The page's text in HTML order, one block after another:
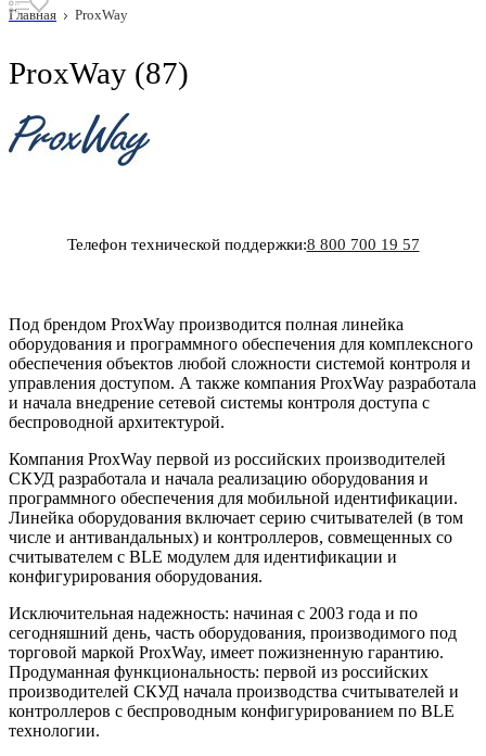
Главная ProxWay
ProxWay (87)
Телефон технической поддержки:8 800 700 19 57
Под брендом ProxWay производится полная линейка
оборудования и программного обеспечения для комплексного
обеспечения объектов любой сложности системой контроля и
управления доступом. А также компания ProxWay разработала
и начала внедрение сетевой системы контроля доступа с
беспроводной архитектурой.
Компания ProxWay первой из российских производителей
СКУД разработала и начала реализацию оборудования и
программного обеспечения для мобильной идентификации.
Линейка оборудования включает серию считывателей (в том
числе и антивандальных) и контроллеров, совмещенных со
считывателем с BLE модулем для идентификации и
конфигурирования оборудования.
Исключительная надежность: начиная с 2003 года и по
сегодняшний день, часть оборудования, производимого под
торговой маркой ProxWay, имеет пожизненную гарантию.
Продуманная функциональность: первой из российских
производителей СКУД начала производства считывателей и
контроллеров с беспроводным конфигурированием по BLE
технологии.